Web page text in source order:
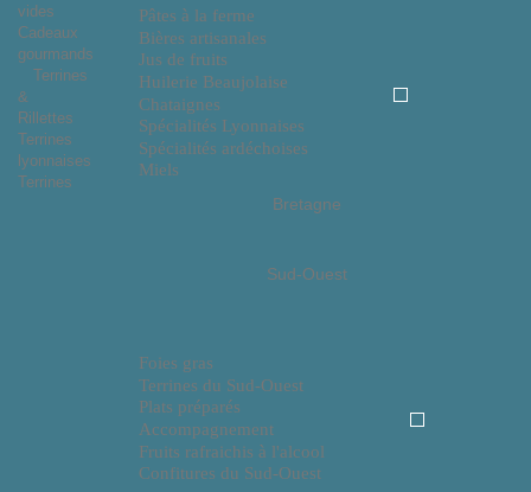
Pâtes à la ferme
Bières artisanales
Jus de fruits
Huilerie Beaujolaise
Chataignes
Spécialités Lyonnaises
Spécialités ardéchoises
Miels
Bretagne
Sud-Ouest
Foies gras
Terrines du Sud-Ouest
Plats préparés
Accompagnement
Fruits rafraichis à l'alcool
Confitures du Sud-Ouest
vides
Cadeaux
gourmands
Terrines
&
Rillettes
Terrines
lyonnaises
Terrines